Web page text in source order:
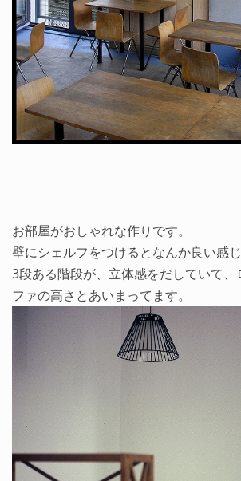
お部屋がおしゃれな作りです。
壁にシェルフをつけるとなんか良い感じ
3段ある階段が、立体感をだしていて、
ファの高さとあいまってます。